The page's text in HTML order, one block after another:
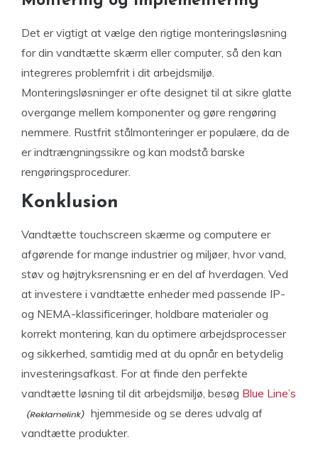
Det er vigtigt at vælge den rigtige monteringsløsning
for din vandtætte skærm eller computer, så den kan
integreres problemfrit i dit arbejdsmiljø.
Monteringsløsninger er ofte designet til at sikre glatte
overgange mellem komponenter og gøre rengøring
nemmere. Rustfrit stålmonteringer er populære, da de
er indtrængningssikre og kan modstå barske
rengøringsprocedurer.
Konklusion
Vandtætte touchscreen skærme og computere er
afgørende for mange industrier og miljøer, hvor vand,
støv og højtryksrensning er en del af hverdagen. Ved
at investere i vandtætte enheder med passende IP-
og NEMA-klassificeringer, holdbare materialer og
korrekt montering, kan du optimere arbejdsprocesser
og sikkerhed, samtidig med at du opnår en betydelig
investeringsafkast. For at finde den perfekte
vandtætte løsning til dit arbejdsmiljø, besøg Blue Line’s
hjemmeside og se deres udvalg af
vandtætte produkter.